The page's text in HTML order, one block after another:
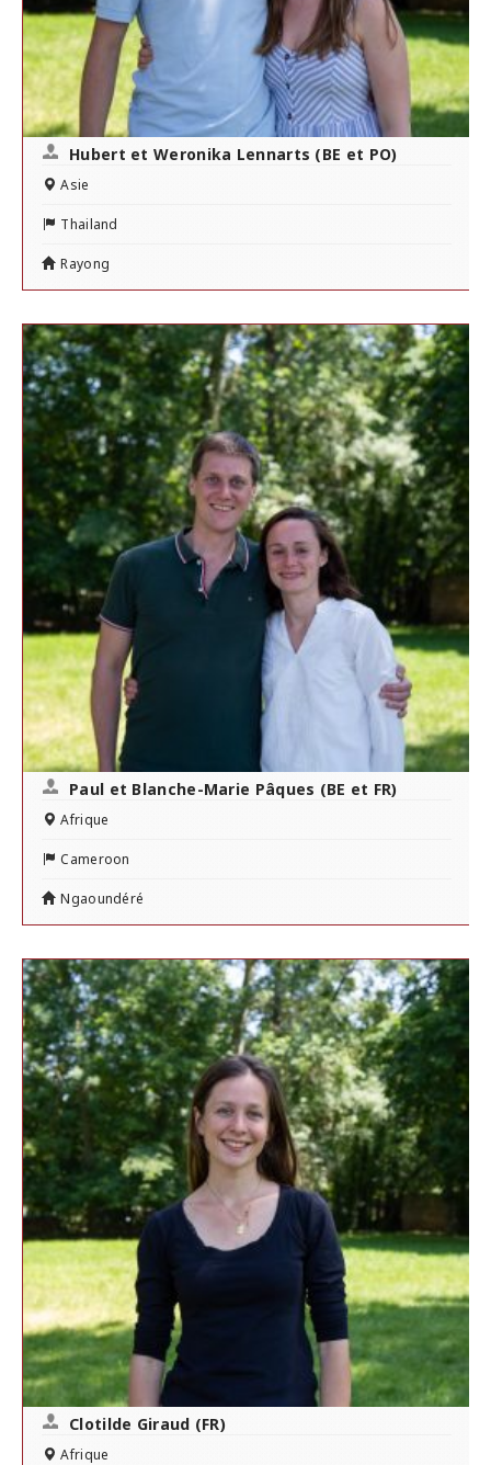
Hubert et Weronika Lennarts (BE et PO)
Asie
Thailand
Rayong
Paul et Blanche-Marie Pâques (BE et FR)
Afrique
Cameroon
Ngaoundéré
Clotilde Giraud (FR)
Afrique